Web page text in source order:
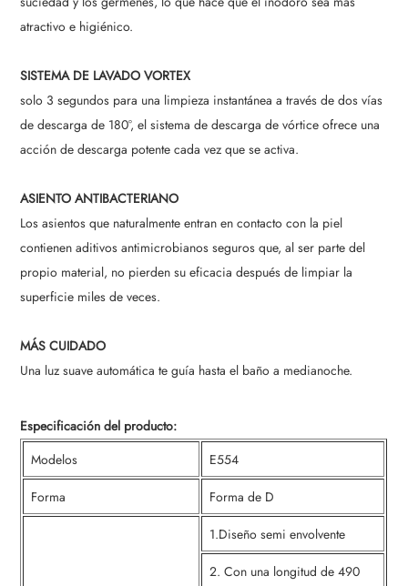
atractivo e higiénico.
SISTEMA DE LAVADO VORTEX
solo 3 segundos para una limpieza instantánea a través de dos vías
de descarga de 180°, el sistema de descarga de vórtice ofrece una
acción de descarga potente cada vez que se activa.
ASIENTO ANTIBACTERIANO
Los asientos que naturalmente entran en contacto con la piel
contienen aditivos antimicrobianos seguros que, al ser parte del
propio material, no pierden su eficacia después de limpiar la
superficie miles de veces.
MÁS CUIDADO
Una luz suave automática te guía hasta el baño a medianoche.
Especificación del producto:
Modelos
E554
Forma Forma de D
1.Diseño semi envolvente
2. Con una longitud de 490